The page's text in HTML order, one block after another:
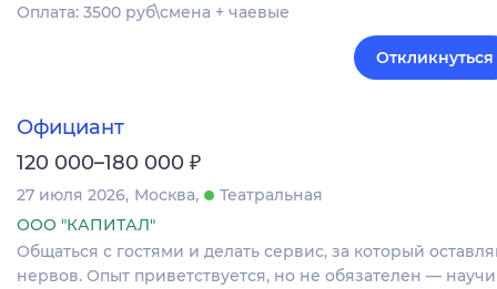
Оплата: 3500 руб\смена + чаевые
Откликнуться
Официант
120 000–180 000 ₽
27 июля 2026 Москва
Театральная
ООО "КАПИТАЛ"
Общаться с гостями и делать сервис, за который
нервов. Опыт приветствуется, но не обязателен —